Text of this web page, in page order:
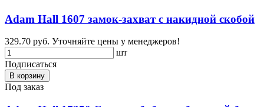
Adam Hall 1607 замок-захват с накидной скобой
329.70 руб. Уточняйте цены у менеджеров!
шт
Подписаться
В корзину
Под заказ